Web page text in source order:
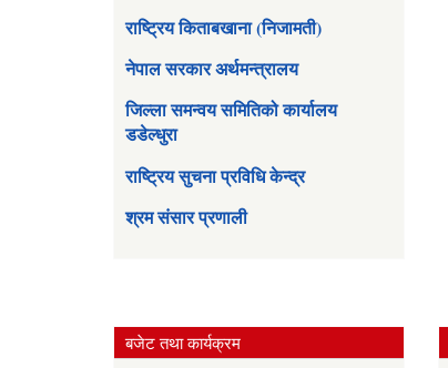
राष्ट्रिय किताबखाना (निजामती)
नेपाल सरकार अर्थमन्त्रालय
जिल्ला समन्वय समितिको कार्यालय
डडेल्धुरा
राष्ट्रिय सुचना प्रविधि केन्द्र
श्रम संसार प्रणाली
बजेट तथा कार्यक्रम